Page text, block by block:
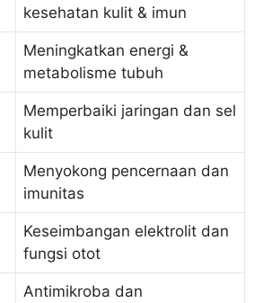
kesehatan kulit & imun
Meningkatkan energi &
metabolisme tubuh
Memperbaiki jaringan dan sel
kulit
Menyokong pencernaan dan
imunitas
Keseimbangan elektrolit dan
fungsi otot
Antimikroba dan